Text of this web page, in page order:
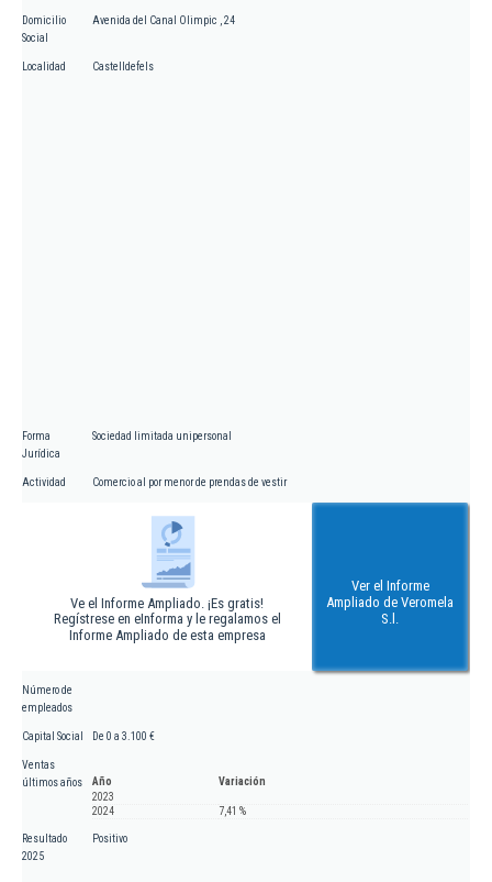
Domicilio
Social
Avenida del Canal Olimpic , 24
Localidad Castelldefels
Forma
Jurídica
Sociedad limitada unipersonal
Actividad Comercio al por menor de prendas de vestir
Ve el Informe Ampliado. ¡Es gratis!
Regístrese en eInforma y le regalamos el
Informe Ampliado de esta empresa
Ver el Informe
Ampliado de Veromela
S.l.
Número de
empleados
Capital Social De 0 a 3.100 €
Ventas
últimos años
Año
Variación
2023
2024
7,41 %
Resultado
2025
Positivo